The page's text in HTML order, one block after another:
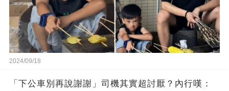
2024/09/18
「下公車別再說謝謝」司機其實超討厭？內行嘆：